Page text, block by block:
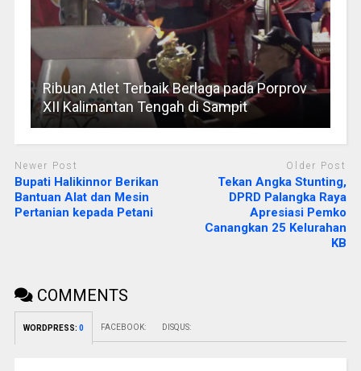
Ribuan Atlet Terbaik Berlaga pada Porprov
XII Kalimantan Tengah di Sampit
Newer Post
Bupati Halikinnor Berikan
Bantuan Alat dan Mesin
Pertanian kepada Petani
Older Post
Tekan Angka Stunting,
DPRD Palangka Raya
Apresiasi Pemko
Canangkan 25 Kelurahan
KB
COMMENTS
WORDPRESS: 0 FACEBOOK: DISQUS: